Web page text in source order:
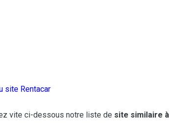
site Rentacar
vite ci-dessous notre liste de site similaire à